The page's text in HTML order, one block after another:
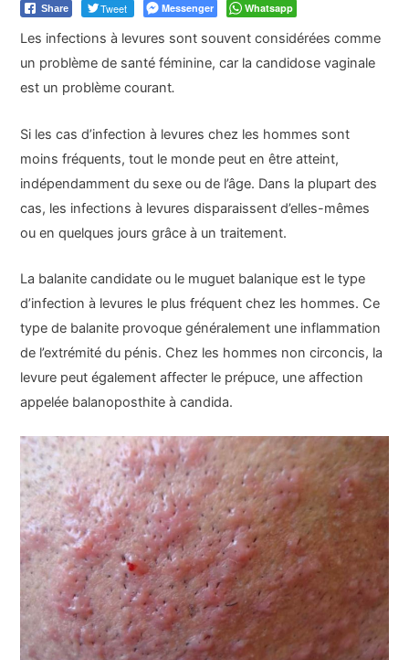
Share Tweet Messenger Whatsapp
Les infections à levures sont souvent considérées comme
un problème de santé féminine, car la candidose vaginale
est un problème courant.
Si les cas d’infection à levures chez les hommes sont
moins fréquents, tout le monde peut en être atteint,
indépendamment du sexe ou de l’âge. Dans la plupart des
cas, les infections à levures disparaissent d’elles-mêmes
ou en quelques jours grâce à un traitement.
La balanite candidate ou le muguet balanique est le type
d’infection à levures le plus fréquent chez les hommes. Ce
type de balanite provoque généralement une inflammation
de l’extrémité du pénis. Chez les hommes non circoncis, la
levure peut également affecter le prépuce, une affection
appelée balanoposthite à candida.